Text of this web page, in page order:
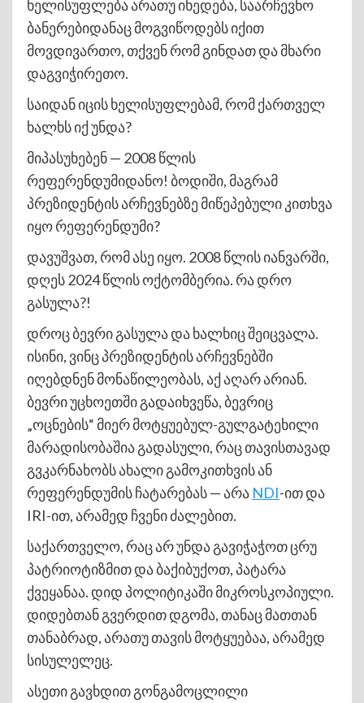
ხელისუფლება არათუ იხედება, საარჩევნო
ბანერებიდანაც მოგვიწოდებს იქით
მოვდივართო, თქვენ რომ გინდათ და მხარი
დაგვიჭირეთო.
საიდან იცის ხელისუფლებამ, რომ ქართველ
ხალხს იქ უნდა?
მიპასუხებენ — 2008 წლის
რეფერენდუმიდანო! ბოდიში, მაგრამ
პრეზიდენტის არჩევნებზე მიწეპებული კითხვა
იყო რეფერენდუმი?
დავუშვათ, რომ ასე იყო. 2008 წლის იანვარში,
დღეს 2024 წლის ოქტომბერია. რა დრო
გასულა?!
დროც ბევრი გასულა და ხალხიც შეიცვალა.
ისინი, ვინც პრეზიდენტის არჩევნებში
იღებდნენ მონაწილეობას, აქ აღარ არიან.
ბევრი უცხოეთში გადაიხვეწა, ბევრიც
„ოცნების“ მიერ მოტყუებულ-გულგატეხილი
მარადისობაშია გადასული, რაც თავისთავად
გვკარნახობს ახალი გამოკითხვის ან
რეფერენდუმის ჩატარებას — არა NDI-ით და
IRI-ით, არამედ ჩვენი ძალებით.
საქართველო, რაც არ უნდა გავიჭაჭოთ ცრუ
პატრიოტიზმით და ბაქიბუქოთ, პატარა
ქვეყანაა. დიდ პოლიტიკაში მიკროსკოპიული.
დიდებთან გვერდით დგომა, თანაც მათთან
თანაბრად, არათუ თავის მოტყუებაა, არამედ
სისულელეც.
ასეთი გავხდით გონგამოცლილი